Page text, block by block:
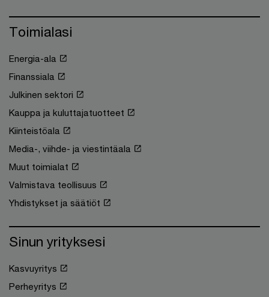
Toimialasi
Energia-ala
Finanssiala
Julkinen sektori
Kauppa ja kuluttajatuotteet
Kiinteistöala
Media-, viihde- ja viestintäala
Muut toimialat
Valmistava teollisuus
Yhdistykset ja säätiöt
Sinun yrityksesi
Kasvuyritys
Perheyritys